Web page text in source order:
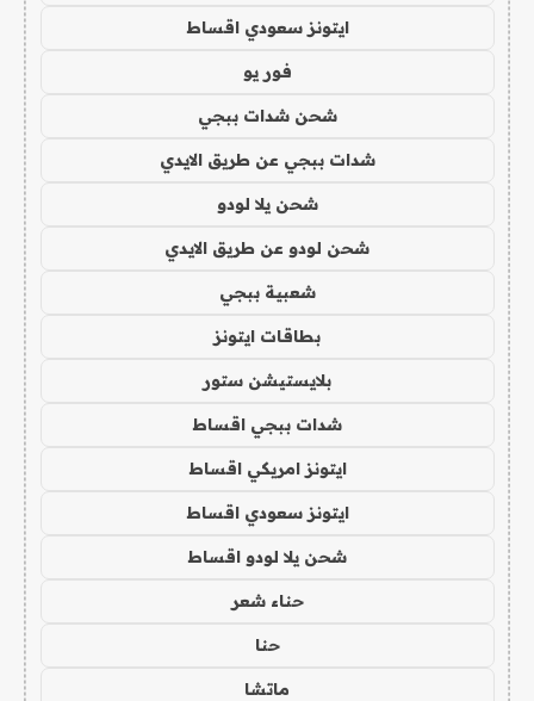
ايتونز سعودي اقساط
فور يو
شحن شدات ببجي
شدات ببجي عن طريق الايدي
شحن يلا لودو
شحن لودو عن طريق الايدي
شعبية ببجي
بطاقات ايتونز
بلايستيشن ستور
شدات ببجي اقساط
ايتونز امريكي اقساط
ايتونز سعودي اقساط
شحن يلا لودو اقساط
حناء شعر
حنا
ماتشا